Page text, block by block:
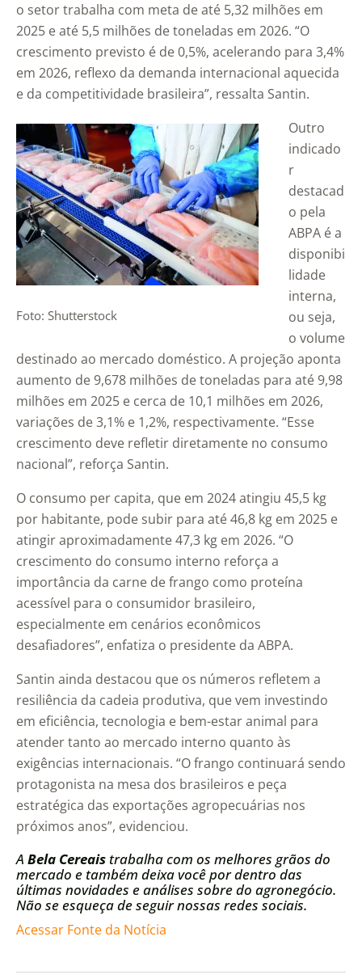
o setor trabalha com meta de até 5,32 milhões em
2025 e até 5,5 milhões de toneladas em 2026. “O
crescimento previsto é de 0,5%, acelerando para 3,4%
em 2026, reflexo da demanda internacional aquecida
e da competitividade brasileira”, ressalta Santin.
Foto: Shutterstock
Outro
indicado
r
destacad
o pela
ABPA é a
disponibi
lidade
interna,
ou seja,
o volume
destinado ao mercado doméstico. A projeção aponta
aumento de 9,678 milhões de toneladas para até 9,98
milhões em 2025 e cerca de 10,1 milhões em 2026,
variações de 3,1% e 1,2%, respectivamente. “Esse
crescimento deve refletir diretamente no consumo
nacional”, reforça Santin.
O consumo per capita, que em 2024 atingiu 45,5 kg
por habitante, pode subir para até 46,8 kg em 2025 e
atingir aproximadamente 47,3 kg em 2026. “O
crescimento do consumo interno reforça a
importância da carne de frango como proteína
acessível para o consumidor brasileiro,
especialmente em cenários econômicos
desafiadores”, enfatiza o presidente da ABPA.
Santin ainda destacou que os números refletem a
resiliência da cadeia produtiva, que vem investindo
em eficiência, tecnologia e bem-estar animal para
atender tanto ao mercado interno quanto às
exigências internacionais. “O frango continuará sendo
protagonista na mesa dos brasileiros e peça
estratégica das exportações agropecuárias nos
próximos anos”, evidenciou.
A Bela Cereais trabalha com os melhores grãos do
mercado e também deixa você por dentro das
últimas novidades e análises sobre do agronegócio.
Não se esqueça de seguir nossas redes sociais.
Acessar Fonte da Notícia